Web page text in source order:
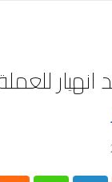
انهيار